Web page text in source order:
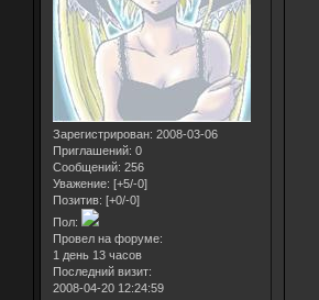
Зарегистрирован: 2008-03-06
Приглашений: 0
Сообщений: 256
Уважение: [+5/-0]
Позитив: [+0/-0]
Пол:
Провел на форуме:
1 день 13 часов
Последний визит:
2008-04-20 12:24:59